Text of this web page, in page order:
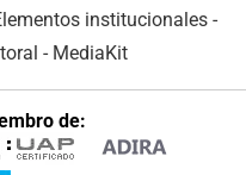
institucionales-
- MediaKit
de: